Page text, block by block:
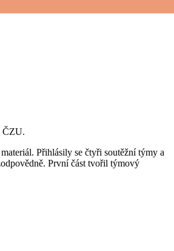
ČZU.
Přihlásily se čtyři soutěžní týmy a
První část tvořil týmový